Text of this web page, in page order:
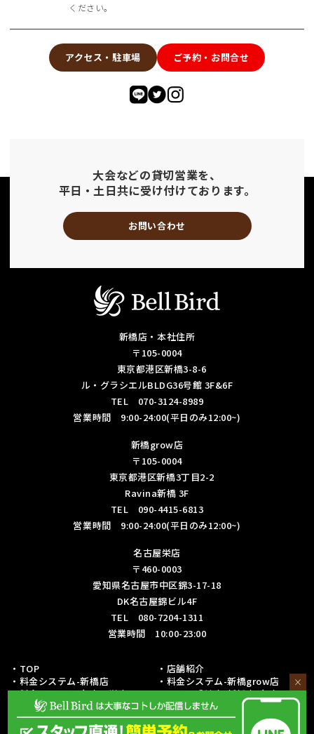
ください。
アクセス・駐車場 ご予約・お問合せ
大会などの貸切営業を、
平日・土日共に受け付けております。
お問い合わせ
新橋店・本社住所
〒105-0004
東京都港区新橋3-8-6
ル・グラシエルBLDG36号館 3F&6F
TEL 070-3124-8989
営業時間 9:00-24:00(平日のみ12:00~)
新橋grow店
〒105-0004
東京都港区新橋3丁目2-2
Ravina新橋 3F
TEL 090-4415-6813
営業時間 9:00-24:00(平日のみ12:00~)
名古屋栄店
〒460-0003
愛知県名古屋市中区錦3-17-18
DK名古屋錦ビル4F
TEL 080-7204-1311
営業時間 10:00-23:00
・TOP
・店舗紹介
・料金システム-新橋店
・料金システム-新橋grow店
・料金システム-名古屋栄店
・フリー成績表-新橋店/名古屋栄
店
・各種リーグ戦成績表-新橋店
・各種リーグ戦成績表-名古屋栄店
×